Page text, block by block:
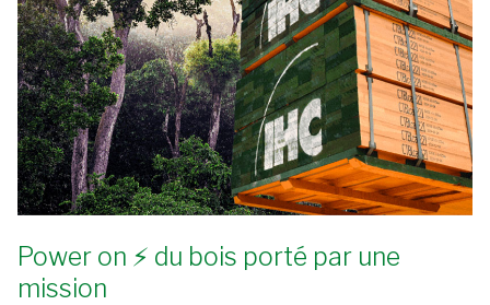
Power on ⚡ du bois porté par une
mission